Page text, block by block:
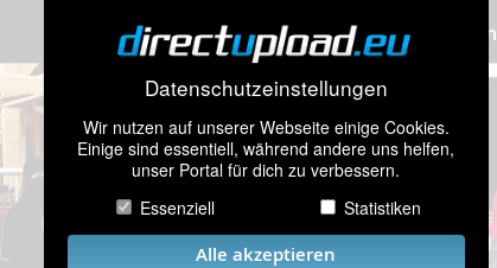
Datenschutzeinstellungen
Wir nutzen auf unserer Webseite einige Cookies.
Einige sind essentiell, während andere uns helfen,
unser Portal für dich zu verbessern.
Essenziell
Statistiken
Alle akzeptieren
Bilder hochladen